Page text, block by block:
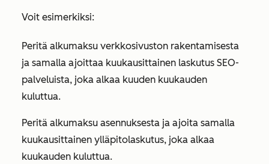
Voit esimerkiksi:
Peritä alkumaksu verkkosivuston rakentamisesta
ja samalla ajoittaa kuukausittainen laskutus SEO-
palveluista, joka alkaa kuuden kuukauden
kuluttua.
Peritä alkumaksu asennuksesta ja ajoita samalla
kuukausittainen ylläpitolaskutus, joka alkaa
kuukauden kuluttua.